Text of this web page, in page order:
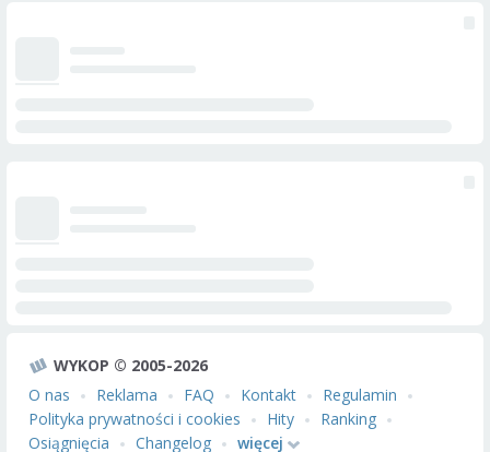
WYKOP © 2005-2026
O nas
Reklama FAQ Kontakt
Regulamin
Polityka prywatności i cookies
Hity
Ranking
Osiągnięcia
Changelog więcej